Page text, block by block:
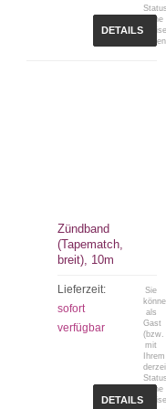
keine
DETAILS
Zündband
(Tapematch,
breit), 10m
Lieferzeit:
sofort
verfügbar
Sie
als
Gast
(bzw.
mit
Ihrem
keine
DETAILS